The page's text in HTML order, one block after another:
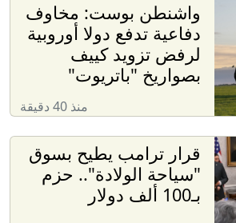
واشنطن بوست: مخاوف
دفاعية تدفع دولا أوروبية
لرفض تزويد كييف
بصواريخ "باتريوت"
منذ 40 دقيقة
قرار ترامب يطيح بسوق
"سياحة الولادة".. حزم
بـ100 ألف دولار